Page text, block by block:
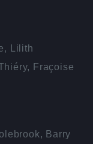
Lilith
Fraçoise
Barry